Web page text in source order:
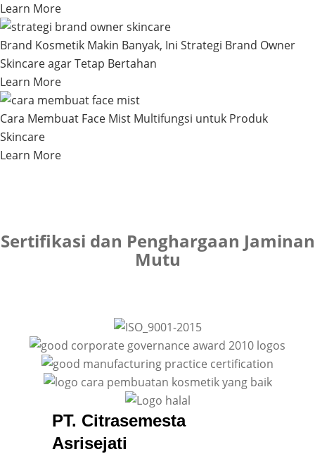
Learn More
Brand Kosmetik Makin Banyak, Ini Strategi Brand Owner
Skincare agar Tetap Bertahan
Learn More
Cara Membuat Face Mist Multifungsi untuk Produk
Skincare
Learn More
Sertifikasi dan Penghargaan Jaminan
Mutu
PT. Citrasemesta
Asrisejati